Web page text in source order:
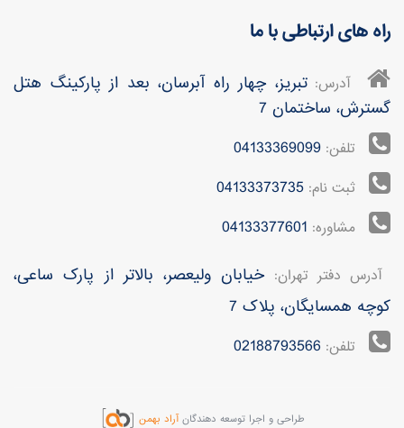
راه های ارتباطی با ما
آدرس:تبریز، چهار راه آبرسان، بعد از پارکینگ هتل
گسترش، ساختمان 7
تلفن: 04133369099
ثبت نام: 04133373735
مشاوره: 04133377601
آدرس دفتر تهران:خیابان ولیعصر، بالاتر از پارک ساعی،
کوچه همسایگان، پلاک 7
تلفن: 02188793566
طراحی و اجرا توسعه دهندگانآراد بهمن